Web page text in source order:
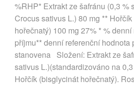
%RHP* Extrakt ze šafránu (0,3 %
Crocus sativus L.) 80 mg **
hořečnatý) 100 mg 27% * %
příjmu** denní referenční hodnota
stanovena Složení: Extrakt ze
sativus L.)(standardizováno na
Hořčík (bisglycinát hořečnatý).